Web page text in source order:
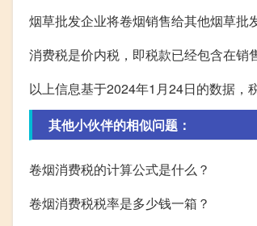
烟草批发企业将卷烟销售给其他烟草批
消费税是价内税，即税款已经包含在销
以上信息基于2024年1月24日的数据，
其他小伙伴的相似问题：
卷烟消费税的计算公式是什么？
卷烟消费税税率是多少钱一箱？